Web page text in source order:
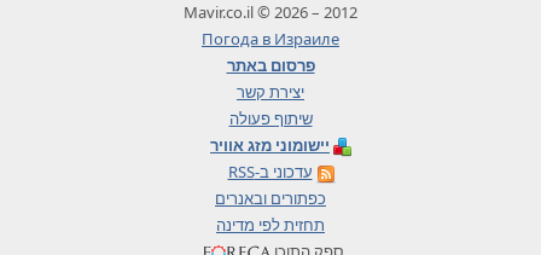
2012 – 2026 © Mavir.co.il
Погода в Израиле
פרסום באתר
יצירת קשר
שיתוף פעולה
יישומוני מזג אוויר
עדכוני ב-RSS
כפתורים ובאנרים
תחזית לפי מדינה